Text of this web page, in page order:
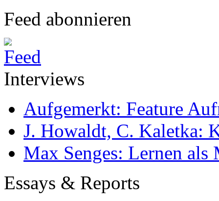
Feed abonnieren
Interviews
Aufgemerkt: Feature
J. Howaldt, C. Kaletka:
Max Senges: Lernen als
Essays & Reports